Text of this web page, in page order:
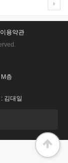
용약관
층
김대일